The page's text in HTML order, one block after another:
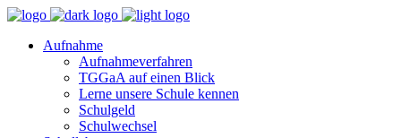
Aufnahme
Aufnahmeverfahren
TGGaA auf einen Blick
Lerne unsere Schule kennen
Schulgeld
Schulwechsel